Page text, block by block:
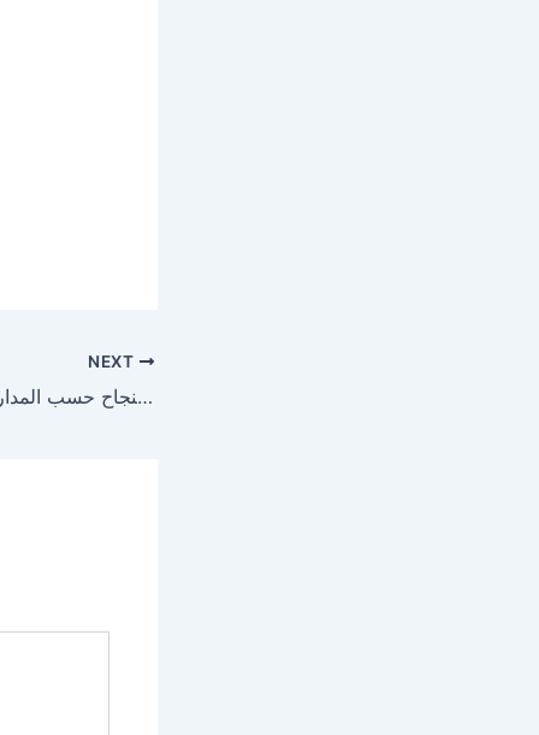
NEXT
نسب النجاح حسب المدارس الاعدادية بسليانة